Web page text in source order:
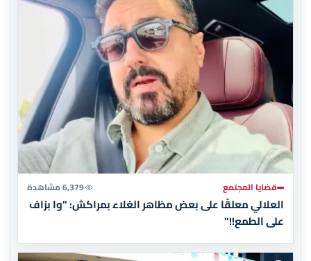
قضايا المجتمع 6,379 مشاهدة
العلالي معلقًا على بعض مظاهر الغلاء بمراكش: "وا بزاف
على الطمع!!"